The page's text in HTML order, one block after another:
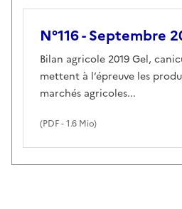
N°116 - Septembre
(PDF- 1.6 Mio)
Bilan agricole 2019 Gel,
mettent à l’épreuve les
marchés agricoles...